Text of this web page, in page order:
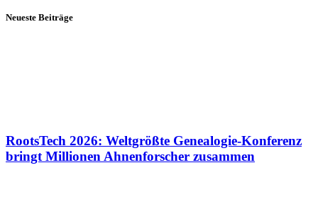
Neueste Beiträge
RootsTech 2026: Weltgrößte Genealogie-Konferenz
bringt Millionen Ahnenforscher zusammen